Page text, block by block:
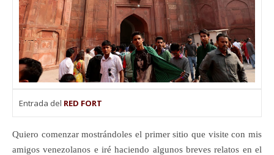
Entrada del RED FORT
Quiero comenzar mostrándoles el primer sitio que visite con mis
amigos venezolanos e iré haciendo algunos breves relatos en el